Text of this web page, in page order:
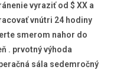
vyraziť od $ XX a
vnútri 24 hodiny
smerom nahor do
. prvotný výhoda
sála sedemročný